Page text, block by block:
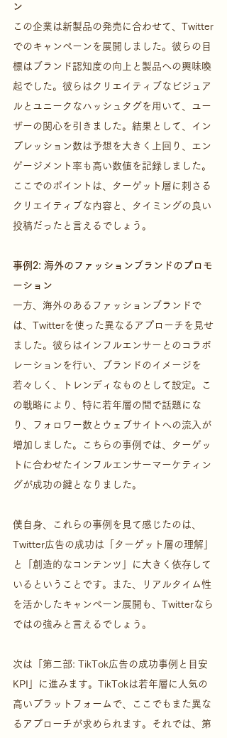
ン
この企業は新製品の発売に合わせて、Twitter
でのキャンペーンを展開しました。彼らの目
標はブランド認知度の向上と製品への興味喚
起でした。彼らはクリエイティブなビジュア
ルとユニークなハッシュタグを用いて、ユー
ザーの関心を引きました。結果として、イン
プレッション数は予想を大きく上回り、エン
ゲージメント率も高い数値を記録しました。
ここでのポイントは、ターゲット層に刺さる
クリエイティブな内容と、タイミングの良い
投稿だったと言えるでしょう。
事例2: 海外のファッションブランドのプロモ
ーション
一方、海外のあるファッションブランドで
は、Twitterを使った異なるアプローチを見せ
ました。彼らはインフルエンサーとのコラボ
レーションを行い、ブランドのイメージを
若々しく、トレンディなものとして設定。こ
の戦略により、特に若年層の間で話題にな
り、フォロワー数とウェブサイトへの流入が
増加しました。こちらの事例では、ターゲッ
トに合わせたインフルエンサーマーケティン
グが成功の鍵となりました。
僕自身、これらの事例を見て感じたのは、
Twitter広告の成功は「ターゲット層の理解」
と「創造的なコンテンツ」に大きく依存して
いるということです。また、リアルタイム性
を活かしたキャンペーン展開も、Twitterなら
ではの強みと言えるでしょう。
次は「第二部: TikTok広告の成功事例と目安
KPI」に進みます。TikTokは若年層に人気の
高いプラットフォームで、ここでもまた異な
るアプローチが求められます。それでは、第